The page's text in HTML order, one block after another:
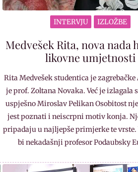
INTERVJU IZLOŽBE
Medvešek Rita, nova nada
likovne umjetnosti
Rita Medvešek studentica je zagrebačke
je prof. Zoltana Novaka. Već je izlagala
uspješno Miroslav Pelikan Osobitost
jest poznati i neiscrpni motiv konja.
pripadaju u najljepše primjerke te vrste.
bi nekadašnji profesor Podaubsky